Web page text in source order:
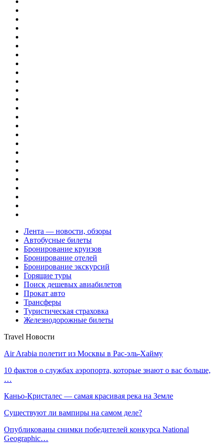
Лента — новости, обзоры
Автобусные билеты
Бронирование круизов
Бронирование отелей
Бронирование экскурсий
Горящие туры
Поиск дешевых авиабилетов
Прокат авто
Трансферы
Туристическая страховка
Железнодорожные билеты
Travel Новости
Air Arabia полетит из Москвы в Рас-эль-Хайму
10 фактов о службах аэропорта, которые знают о вас больше,
…
Каньо-Кристалес — самая красивая река на Земле
Существуют ли вампиры на самом деле?
Опубликованы снимки победителей конкурса National
Geographic…